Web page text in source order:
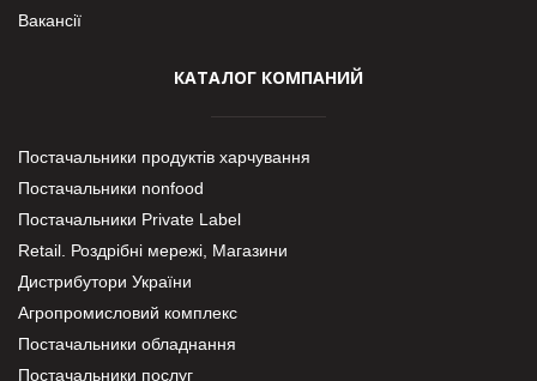
Вакансії
КАТАЛОГ КОМПАНИЙ
Постачальники продуктів харчування
Постачальники nonfood
Постачальники Private Label
Retail. Роздрібні мережі, Магазини
Дистрибутори України
Агропромисловий комплекс
Постачальники обладнання
Постачальники послуг